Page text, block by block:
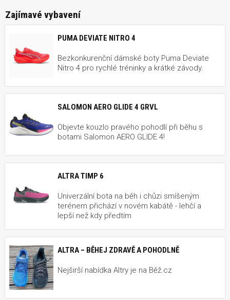
Zajímavé vybavení
PUMA DEVIATE NITRO 4
Bezkonkurenční dámské boty Puma Deviate
Nitro 4 pro rychlé tréninky a krátké závody.
SALOMON AERO GLIDE 4 GRVL
Objevte kouzlo pravého pohodlí při běhu s
botami Salomon AERO GLIDE 4!
ALTRA TIMP 6
Univerzální bota na běh i chůzi smíšeným
terénem přichází v novém kabátě - lehčí a
lepší než kdy předtím
ALTRA – BĚHEJ ZDRAVĚ A POHODLNĚ
Nejširší nabídka Altry je na Běž.cz